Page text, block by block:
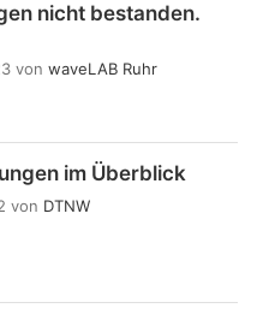
nicht bestanden.
von waveLAB Ruhr
im Überblick
von DTNW